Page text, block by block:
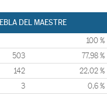
DEL MAESTRE
100 %
503 77,98 %
142 22,02 %
3 0,6 %